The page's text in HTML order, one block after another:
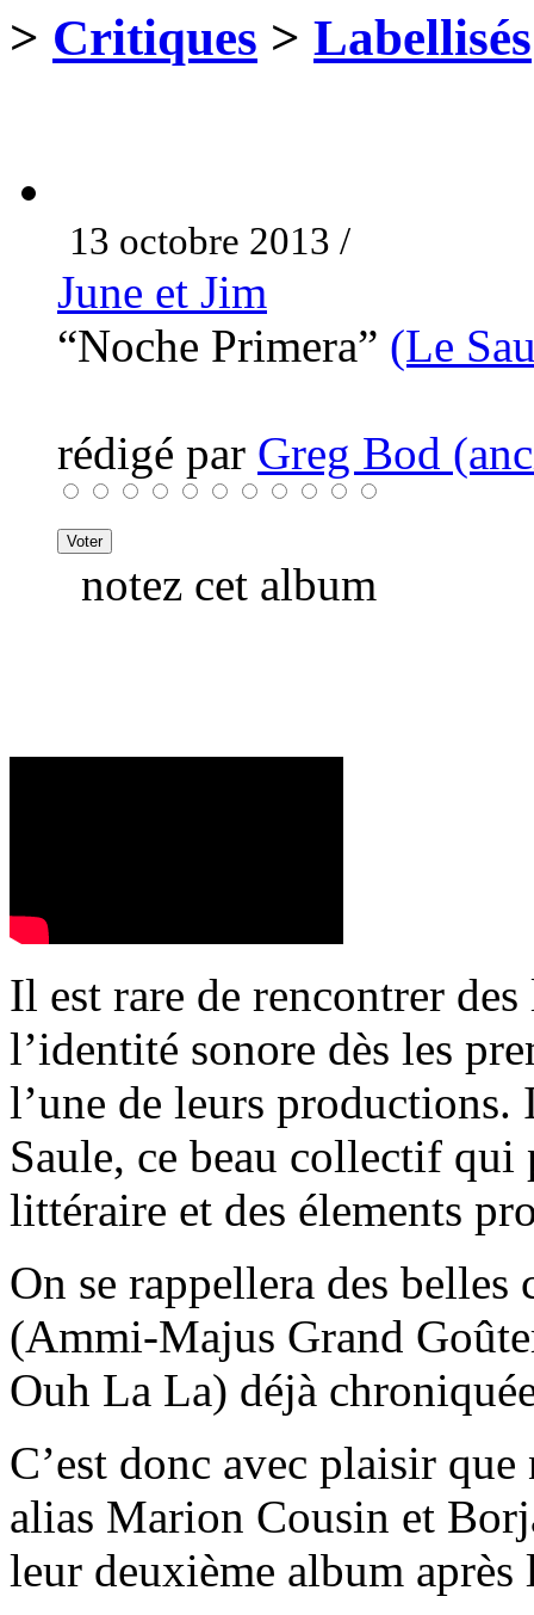
> Critiques > Labellisés
13 octobre 2013 /
June et Jim
“Noche Primera” (Le
rédigé par Greg Bod
notez cet album
Il est rare de rencontrer
l’identité sonore dès les
l’une de leurs
Saule, ce beau collectif
littéraire et des élements
On se rappellera des belles
(Ammi-Majus Grand
Ouh La La) déjà
C’est donc avec plaisir
alias Marion Cousin et
leur deuxième album